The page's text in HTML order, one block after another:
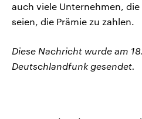
auch viele Unternehmen,
seien, die Prämie zu zahlen.
Diese Nachricht wurde am
Deutschlandfunk gesendet.